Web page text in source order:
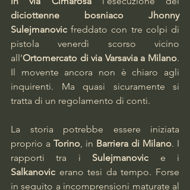
diciottenne bosniaco Jhonny
Sulejmanovic freddato con tre colpi di
pistola venerdì scorso vicino
all’Ortomercato di via Varsavia a Milano.
Il movente ancora non è chiaro agli
inquirenti. Ma quasi sicuramente si
tratta di un regolamento di conti.
La storia potrebbe essere iniziata
proprio a Torino, in Barriera di Milano. I
rapporti tra i Sulejmanovic
Salkanovic erano tesi da tempo. Forse